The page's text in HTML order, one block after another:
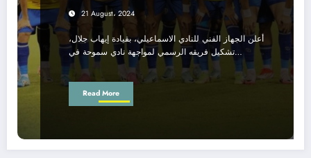
21 August، 2024
أعلن الجهاز الفني للنادي الاسماعيلي، بقيادة إيهاب جلال،
تشكيل فريقه الرسمي لمواجهة نادي سموحة في…
Read More